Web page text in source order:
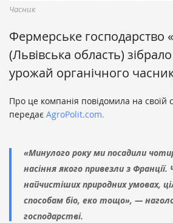
Часник
Фермерське господарство
(Львівська область)
урожай органічного
Про це компанія повідомила на своїй
передає AgroPolit.com.
«Минулого року ми посадили
насіння якого привезли з
найчистіших природних умовах,
способам біо, еко тощо», —
господарстві.